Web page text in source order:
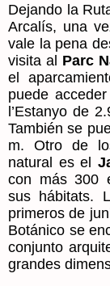
Dejando la
Arcalís, una
vale la pena
visita al Parc
el
puede
l’Estanyo de
También se
m. Otro de
natural es el
con más 300
sus hábitats.
primeros de
Botánico se
conjunto
grandes